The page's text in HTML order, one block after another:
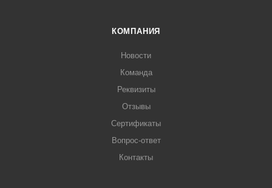
КОМПАНИЯ
Новости
Команда
Реквизиты
Отзывы
Сертификаты
Вопрос-ответ
Контакты